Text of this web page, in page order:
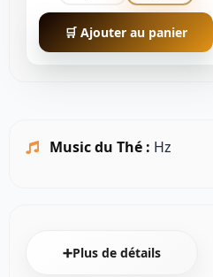
🛒 Ajouter au panier
Music du Thé : Hz
➕Plus de détails